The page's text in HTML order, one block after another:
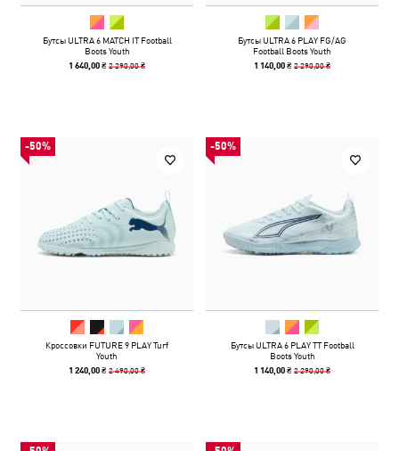
Бутсы ULTRA 6 MATCH IT Football
Boots Youth
1 640,00 ₴2 290,00 ₴
Бутсы ULTRA 6 PLAY FG/AG
Football Boots Youth
1 140,00 ₴2 290,00 ₴
-50%
Кроссовки FUTURE 9 PLAY Turf
Youth
1 240,00 ₴2 490,00 ₴
-50%
Бутсы ULTRA 6 PLAY TT Football
Boots Youth
1 140,00 ₴2 290,00 ₴